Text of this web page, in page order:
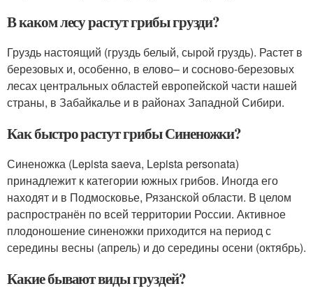
В каком лесу растут грибы грузди?
Груздь настоящий (груздь белый, сырой груздь). Растет в
березовых и, особенно, в елово– и сосново-березовых
лесах центральных областей европейской части нашей
страны, в Забайкалье и в районах Западной Сибири.
Как быстро растут грибы Синеножки?
Синеножка (Lepista saeva, Lepista personata)
принадлежит к категории южных грибов. Иногда его
находят и в Подмосковье, Рязанской области. В целом
распространён по всей территории России. Активное
плодоношение синеножки приходится на период с
середины весны (апрель) и до середины осени (октябрь).
Какие бывают виды груздей?